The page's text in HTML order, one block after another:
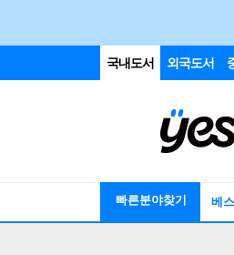
국내도서 외국도서
빠른분야찾기 베